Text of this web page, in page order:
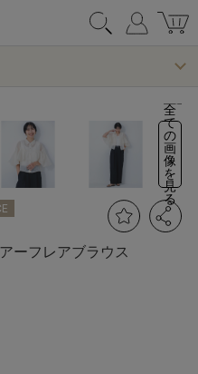
全
て
の
画
像
を
見
る
ーフレアブラウス